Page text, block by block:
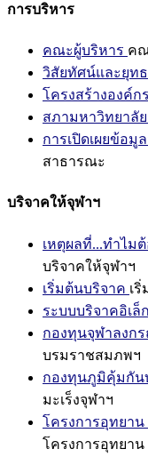
การบริหาร
คณะผู้บริหาร ค
วิสัยทัศน์และยุท
โครงสร้างองค์กร
สภามหาวิทยาลัย
การเปิดเผยข้อมู
สาธารณะ
บริจาคให้จุฬาฯ
เหตุผลที่...ทำไม
บริจาคให้จุฬาฯ
เริ่มต้นบริจาค เ
ระบบบริจาคอิเ
กองทุนจุฬาลงก
บรมราชสมภพฯ
กองทุนภูมิคุ้มกัน
มะเร็งจุฬาฯ
โครงการอุทยา
โครงการอุทยา